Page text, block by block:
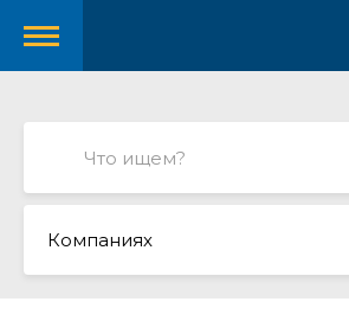
Компаниях